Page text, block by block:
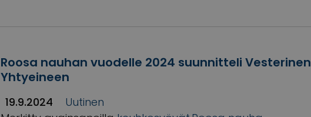
Roosa nauhan vuodelle 2024 suunnitteli Vesterinen
Yhtyeineen
19.9.2024
Uutinen